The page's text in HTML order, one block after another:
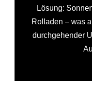
Lösung:
Rolladen – was
durchgehender